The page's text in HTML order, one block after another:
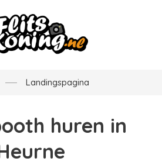
Landingspagina
huren in